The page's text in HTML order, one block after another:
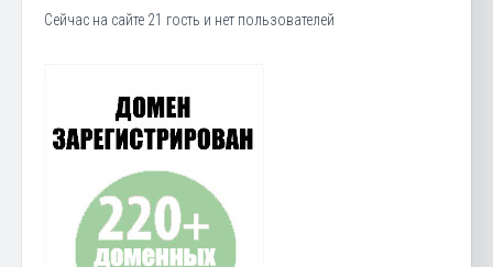
Сейчас на сайте 21 гость и нет пользователей